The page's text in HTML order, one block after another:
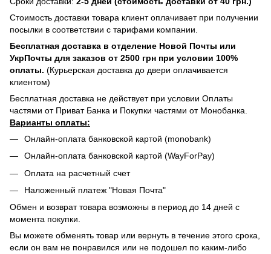
Стоимость доставки товара клиент оплачивает при получении
посылки в соответствии с тарифами компании.
Бесплатная доставка в отделение Новой Почты или
УкрПочты для заказов от 2500 грн при условии 100%
оплаты. (Курьерская доставка до двери оплачивается
клиентом)
Бесплатная доставка не действует при условии Оплаты
частями от Приват Банка и Покупки частями от Монобанка.
Варианты оплаты:
Онлайн-оплата банковской картой (monobank)
Онлайн-оплата банковской картой (WayForPay)
Оплата на расчетный счет
Наложенный платеж "Новая Почта"
Обмен и возврат товара возможны в период до 14 дней с
момента покупки.
Вы можете обменять товар или вернуть в течение этого срока,
если он вам не понравился или не подошел по каким-либо